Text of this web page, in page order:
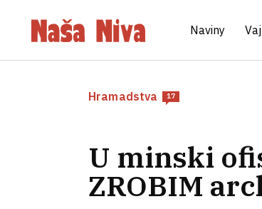
Naviny
Hramadstva 17
U minski
ZROBIM